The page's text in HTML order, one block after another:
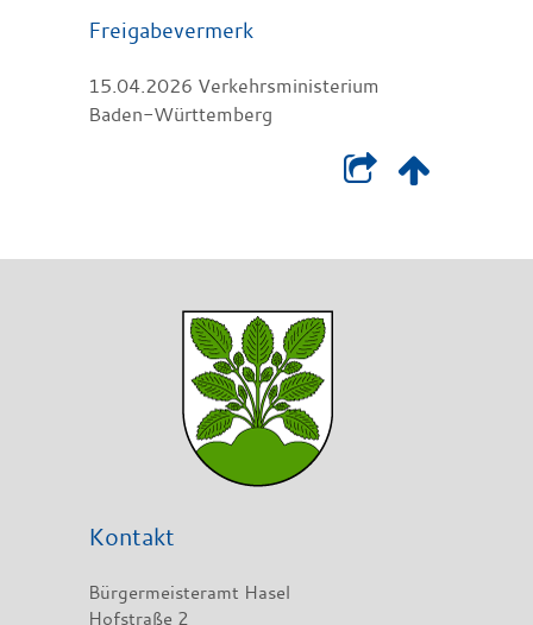
Freigabevermerk
15.04.2026 Verkehrsministerium
Baden-Württemberg
Kontakt
Bürgermeisteramt Hasel
Hofstraße 2